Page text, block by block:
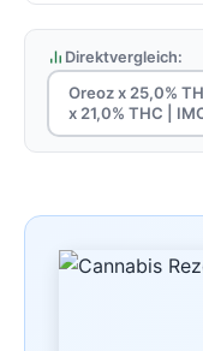
Direktvergleich:
Oreoz x 25,0%
x 21,0% THC |